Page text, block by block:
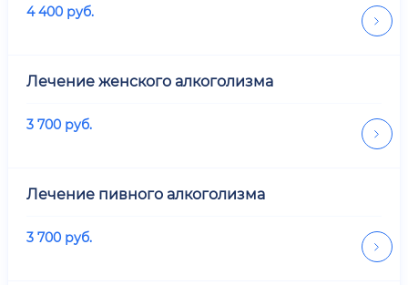
4 400 руб.
Лечение женского алкоголизма
3 700 руб.
Лечение пивного алкоголизма
3 700 руб.